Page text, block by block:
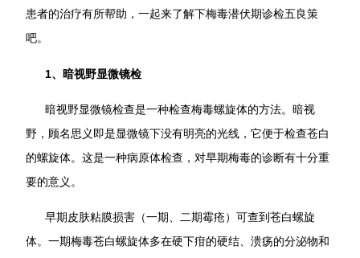
患者的治疗有所帮助，一起来了解下梅毒潜伏期诊检五良策
吧。
1、暗视野显微镜检
暗视野显微镜检查是一种检查梅毒螺旋体的方法。暗视
野，顾名思义即是显微镜下没有明亮的光线，它便于检查苍白
的螺旋体。这是一种病原体检查，对早期梅毒的诊断有十分重
要的意义。
早期皮肤粘膜损害（一期、二期霉疮）可查到苍白螺旋
体。一期梅毒苍白螺旋体多在硬下疳的硬结、溃疡的分泌物和